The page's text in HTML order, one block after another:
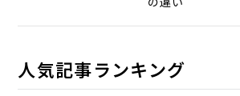
人気記事ランキング